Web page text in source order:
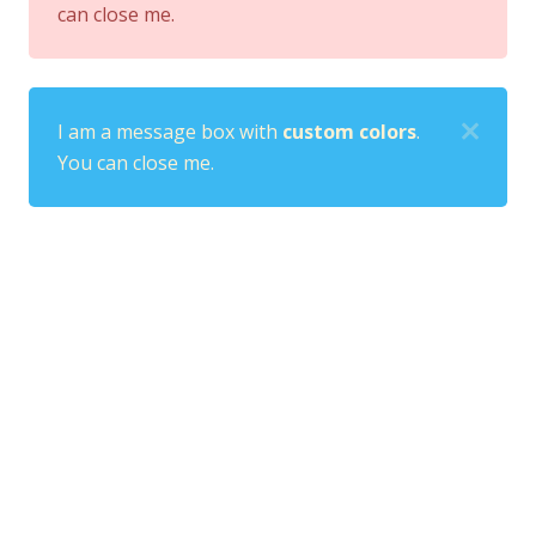
can close me.
I am a message box with custom colors.
You can close me.